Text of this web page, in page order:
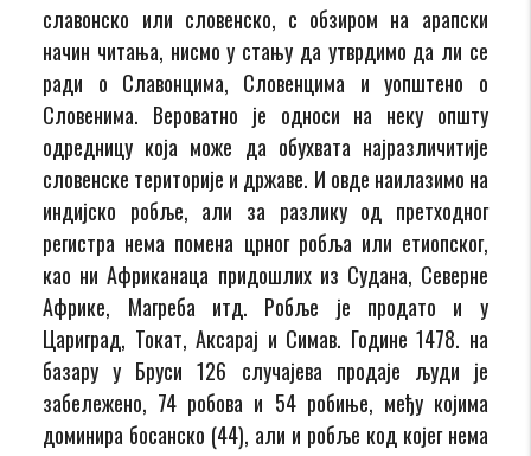
славонско или словенско, с обзиром на арапски
начин читања, нисмо у стању да утврдимо да ли се
ради о Славонцима, Словенцима и уопштено о
Словенима. Вероватно је односи на неку општу
одредницу која може да обухвата најразличитије
словенске територије и државе. И овде наилазимо на
индијско робље, али за разлику од претходног
регистра нема помена црног робља или етиопског,
као ни Африканаца придошлих из Судана, Северне
Африке, Магреба итд. Робље је продато и у
Цариград, Токат, Аксарај и Симав. Године 1478. на
базару у Бруси 126 случајева продаје људи је
забележено, 74 робова и 54 робиње, међу којима
доминира босанско (44), али и робље код којег нема